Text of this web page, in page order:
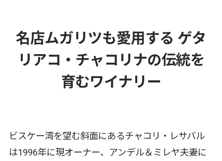
名店ムガリツも愛用する ゲタ
リアコ・チャコリナの伝統を
育むワイナリー
ビスケー湾を望む斜面にあるチャコリ・レサバル
は1996年に現オーナー、アンデル＆ミレヤ夫妻に